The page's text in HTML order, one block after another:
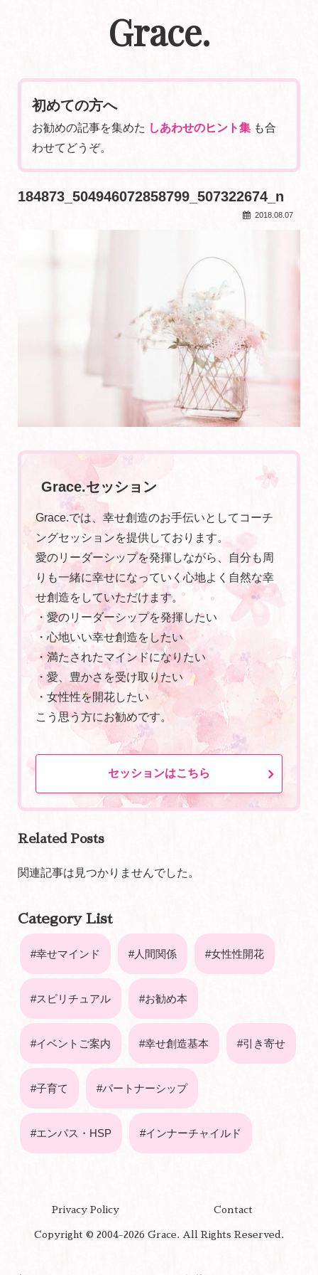
Grace.
初めての方へ
お勧めの記事を集めた しあわせのヒント集 も合
わせてどうぞ。
184873_504946072858799_507322674_n
2018.08.07
Grace.セッション
Grace.では、幸せ創造のお手伝いとしてコーチ
ングセッションを提供しております。
愛のリーダーシップを発揮しながら、自分も周
りも一緒に幸せになっていく心地よく自然な幸
せ創造をしていただけます。
・愛のリーダーシップを発揮したい
・心地いい幸せ創造をしたい
・満たされたマインドになりたい
・愛、豊かさを受け取りたい
・女性性を開花したい
こう思う方にお勧めです。
セッションはこちら
Related Posts
関連記事は見つかりませんでした。
Category List
幸せマインド 人間関係 女性性開花
スピリチュアル お勧め本
イベントご案内 幸せ創造基本 引き寄せ
子育て パートナーシップ
エンパス・HSP インナーチャイルド
Privacy Policy Contact
Copyright © 2004-2026 Grace. All Rights Reserved.